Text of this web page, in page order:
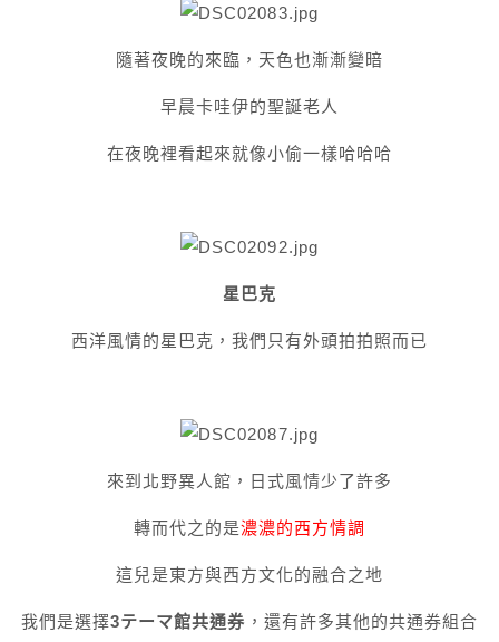
隨著夜晚的來臨，天色也漸漸變暗
早晨卡哇伊的聖誕老人
在夜晚裡看起來就像小偷一樣哈哈哈
星巴克
西洋風情的星巴克，我們只有外頭拍拍照而已
來到北野異人館，日式風情少了許多
轉而代之的是濃濃的西方情調
這兒是東方與西方文化的融合之地
我們是選擇3テーマ館共通券 ，還有許多其他的共通券組合